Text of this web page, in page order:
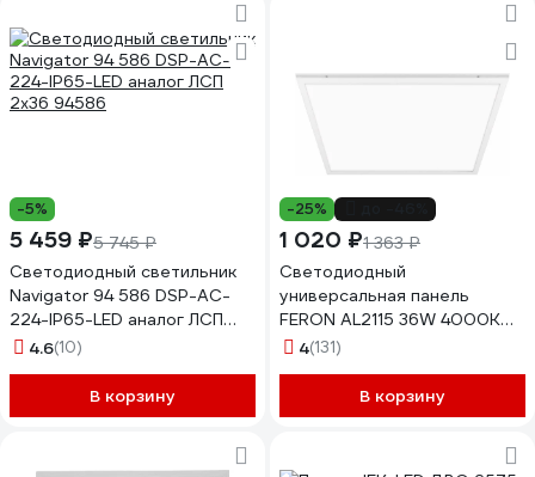
-5%
5 459 ₽5 745 ₽
Светодиодный светильник
Navigator 94 586 DSP-AC-
224-IP65-LED аналог ЛСП
2х36 94586
4.6(10)
В корзину
-25%
1 020 ₽1 363 ₽
Светодиодный
универсальная панель
FERON AL2115 36W 4000K
белый 21078
4(131)
В корзину